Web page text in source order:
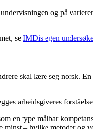
og på
se IMDis egen
skal lære seg norsk.
arbeidsgiveres
en type målbar
– hvilke metoder og